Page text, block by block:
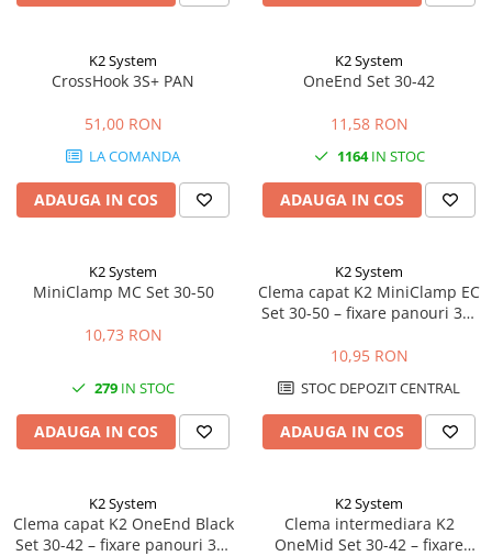
K2 System
CrossHook 3S+ PAN
51,00 RON
LA COMANDA
ADAUGA IN COS
K2 System
OneEnd Set 30-42
11,58 RON
1164IN STOC
ADAUGA IN COS
K2 System
MiniClamp MC Set 30-50
10,73 RON
279 IN STOC
ADAUGA IN COS
K2 System
Clema capat K2 MiniClamp EC
Set 30-50 – fixare panouri 30-
10,95 RON
STOC DEPOZIT CENTRAL
ADAUGA IN COS
K2 System
Clema capat K2 OneEnd Black
Set 30-42 – fixare panouri 30-
K2 System
Clema intermediara K2
OneMid Set 30-42 – fixare